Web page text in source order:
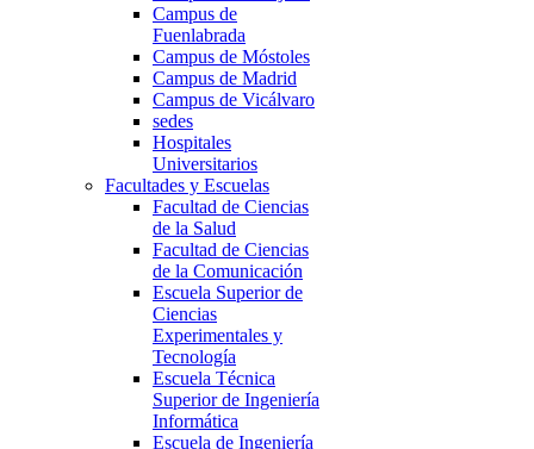
Campus de
Fuenlabrada
Campus de Móstoles
Campus de Madrid
Campus de Vicálvaro
sedes
Hospitales
Universitarios
Facultades y Escuelas
Facultad de Ciencias
de la Salud
Facultad de Ciencias
de la Comunicación
Escuela Superior de
Ciencias
Experimentales y
Tecnología
Escuela Técnica
Superior de Ingeniería
Informática
Escuela de Ingeniería